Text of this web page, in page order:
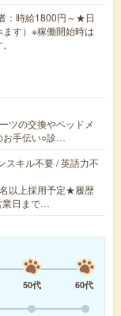
：時給1800円～★日
す）※稼働開始時は
ツの交換やベッドメ
お手伝い○診…
スキル不要 / 英語力不
以上採用予定★履歴
業日まで…
50代
60代